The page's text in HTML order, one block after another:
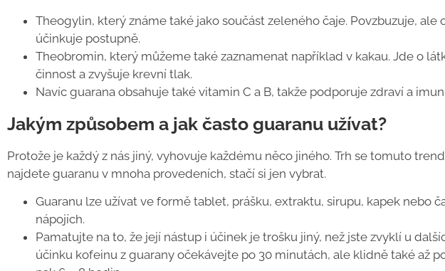
Theogylin, který známe také jako součást zeleného čaje. Povzbuzuje,
účinkuje postupně.
Theobromin, který můžeme také zaznamenat například v kakau. Jde o
činnost a zvyšuje krevní tlak.
Navíc guarana obsahuje také vitamin C a B, takže podporuje zdraví a
Jakým způsobem a jak často guaranu užívat?
Protože je každý z nás jiný, vyhovuje každému něco jiného. Trh se tomuto
najdete guaranu v mnoha provedeních, stačí si jen vybrat.
Guaranu lze užívat ve formě tablet, prášku, extraktu, sirupu, kapek nebo
nápojích.
Pamatujte na to, že její nástup i účinek je trošku jiný, než jste zvyklí u
účinku kofeinu z guarany očekávejte po 30 minutách, ale klidně také až